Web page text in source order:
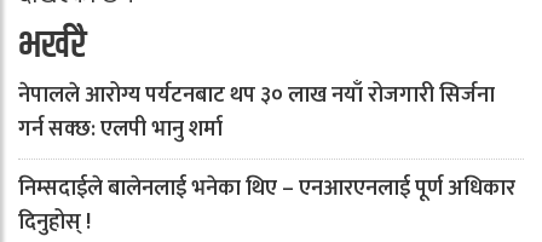
भर्खरै
नेपालले आरोग्य पर्यटनबाट थप ३० लाख नयाँ रोजगारी सिर्जना
गर्न सक्छ: एलपी भानु शर्मा
निम्सदाईले बालेनलाई भनेका थिए – एनआरएनलाई पूर्ण अधिकार
दिनुहोस् !